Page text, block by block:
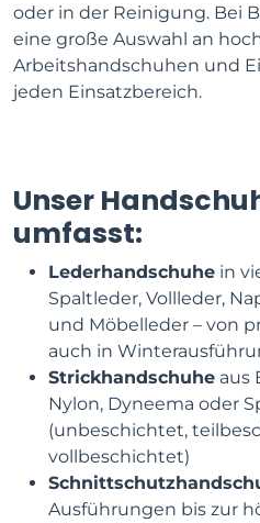
oder in der Reinigung. Bei
eine große Auswahl an
Arbeitshandschuhen und
jeden Einsatzbereich.
Unser
umfasst:
Lederhandschuhe in
Spaltleder, Vollleder,
und Möbelleder – von
auch in
Strickhandschuhe aus
Nylon, Dyneema oder
(unbeschichtet,
vollbeschichtet)
Ausführungen bis zur